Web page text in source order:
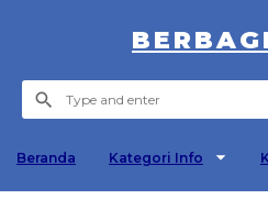
Beranda Kategori Info